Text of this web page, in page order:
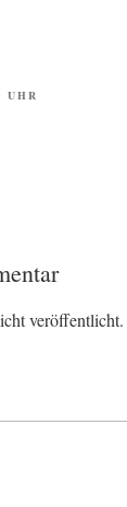
UHR
veröffentlicht.